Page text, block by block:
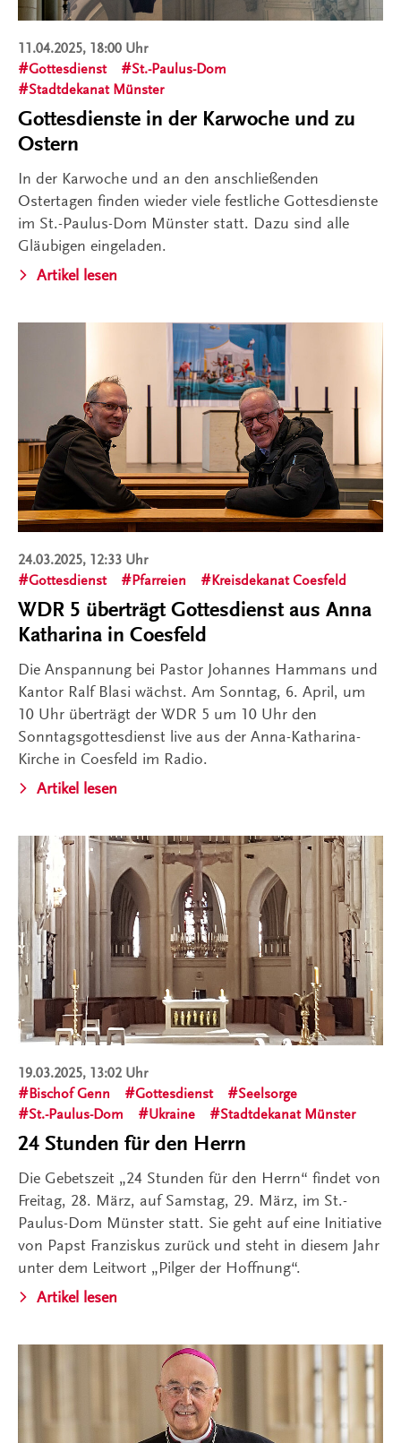
11.04.2025, 18:00 Uhr
Gottesdienst
St.-Paulus-Dom
Stadtdekanat Münster
Gottesdienste in der Karwoche und zu
Ostern
In der Karwoche und an den anschließenden
Ostertagen finden wieder viele festliche Gottesdienste
im St.-Paulus-Dom Münster statt. Dazu sind alle
Gläubigen eingeladen.
Artikel lesen
24.03.2025, 12:33 Uhr
Gottesdienst
Pfarreien Kreisdekanat Coesfeld
WDR 5 überträgt Gottesdienst aus Anna
Katharina in Coesfeld
Die Anspannung bei Pastor Johannes Hammans und
Kantor Ralf Blasi wächst. Am Sonntag, 6. April, um
10 Uhr überträgt der WDR 5 um 10 Uhr den
Sonntagsgottesdienst live aus der Anna-Katharina-
Kirche in Coesfeld im Radio.
Artikel lesen
19.03.2025, 13:02 Uhr
Bischof Genn
Gottesdienst
Seelsorge
St.-Paulus-Dom
Ukraine Stadtdekanat Münster
24 Stunden für den Herrn
Die Gebetszeit „24 Stunden für den Herrn“ findet von
Freitag, 28. März, auf Samstag, 29. März, im St.-
Paulus-Dom Münster statt. Sie geht auf eine Initiative
von Papst Franziskus zurück und steht in diesem Jahr
unter dem Leitwort „Pilger der Hoffnung“.
Artikel lesen